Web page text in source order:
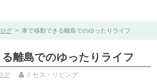
グ > 車で移動できる離島でのゆったりライフ
離島でのゆったりライフ
グ ミセス・リビング